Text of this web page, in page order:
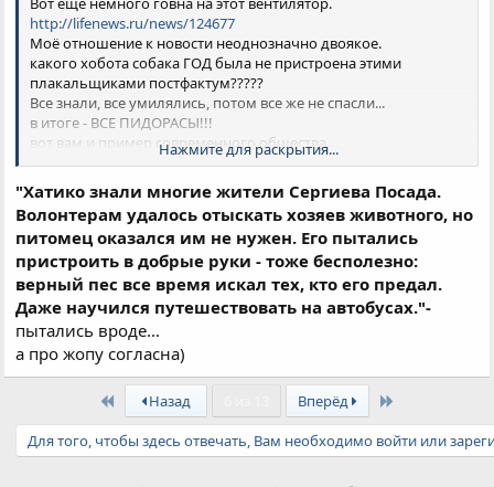
http://lifenews.ru/news/124677
Моё отношение к новости неоднозначно двоякое.
какого хобота собака ГОД была не пристроена этими
плакальщиками постфактум?????
Все знали, все умилялись, потом все же не спасли...
в итоге - ВСЕ ПИДОРАСЫ!!!
вот вам и пример современного общества.
в мире есть у каждого свое место.
в том числе и у хозяев этой собаки. у хантеров. у плакальщиц,
которые кроме как поливать свою сентиментальную душу
горькими слезами ни на что не способны...
у каждого...
и как правильно сказала Ева - у многих это место - в жопе!
Нажмите для раскрытия...
"Хатико знали многие жители Сергиева Посада.
Волонтерам удалось отыскать хозяев животного, но
питомец оказался им не нужен. Его пытались
пристроить в добрые руки - тоже бесполезно:
верный пес все время искал тех, кто его предал.
Даже научился путешествовать на автобусах."-
пытались вроде...
а про жопу согласна)
First Назад Вперёд Last
Для того, чтобы здесь отвечать, Вам необходимо войти или